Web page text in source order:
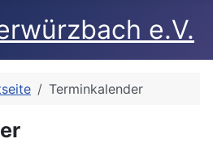
e.V.
Terminkalender